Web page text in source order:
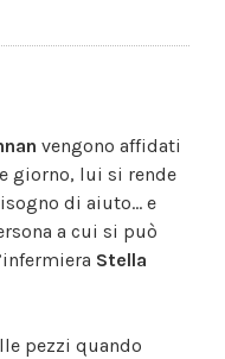
vengono affidati
giorno, lui si rende
di aiuto... e
a cui si può
Stella
pezzi quando